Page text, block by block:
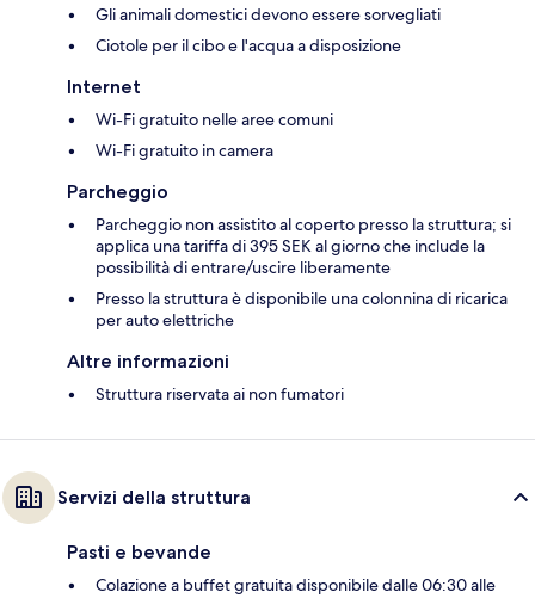
Gli animali domestici devono essere sorvegliati
Ciotole per il cibo e l'acqua a disposizione
Internet
Wi-Fi gratuito nelle aree comuni
Wi-Fi gratuito in camera
Parcheggio
Parcheggio non assistito al coperto presso la struttura; si
applica una tariffa di 395 SEK al giorno che include la
possibilità di entrare/uscire liberamente
Presso la struttura è disponibile una colonnina di ricarica
per auto elettriche
Altre informazioni
Struttura riservata ai non fumatori
Servizi della struttura
Pasti e bevande
Colazione a buffet gratuita disponibile dalle 06:30 alle